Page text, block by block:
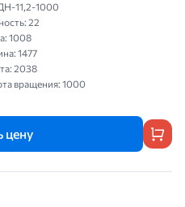
11,2-1000
22
1008
1477
2038
вращения: 1000
цену